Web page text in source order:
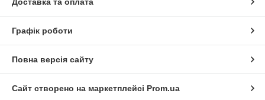
Доставка та оплата
Графік роботи
Повна версія сайту
Сайт створено на маркетплейсі Prom.ua